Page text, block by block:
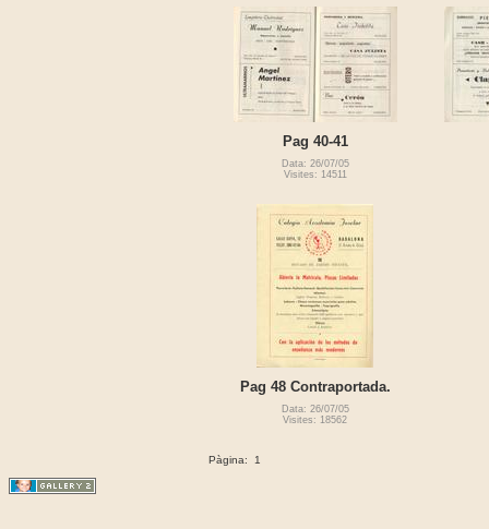
Pag 40-41
Data: 26/07/05
Visites: 14511
Pag 48 Contraportada.
Data: 26/07/05
Visites: 18562
Pàgina: 1